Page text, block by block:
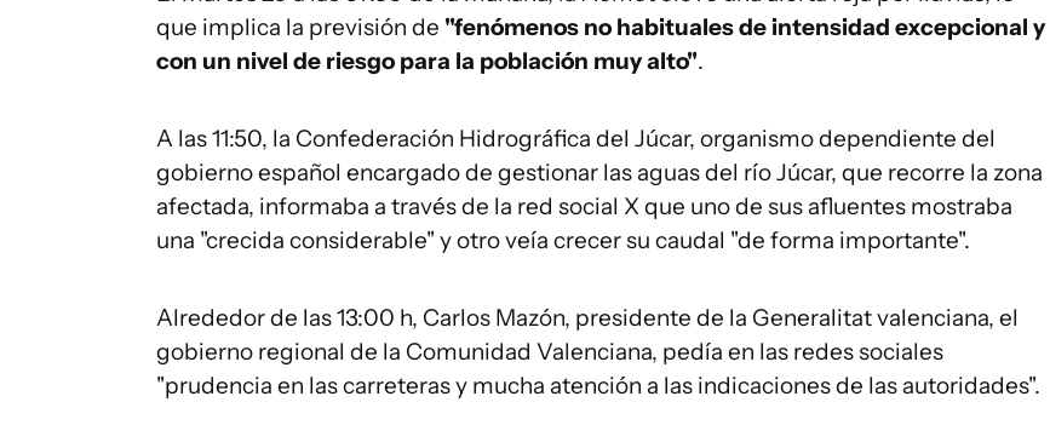
que implica la previsión de "fenómenos no habituales de intensidad excepcional y
con un nivel de riesgo para la población muy alto".
A las 11:50, la Confederación Hidrográfica del Júcar, organismo dependiente del
gobierno español encargado de gestionar las aguas del río Júcar, que recorre la zona
afectada, informaba a través de la red social X que uno de sus afluentes mostraba
una "crecida considerable" y otro veía crecer su caudal "de forma importante".
Alrededor de las 13:00 h, Carlos Mazón, presidente de la Generalitat valenciana, el
gobierno regional de la Comunidad Valenciana, pedía en las redes sociales
"prudencia en las carreteras y mucha atención a las indicaciones de las autoridades".